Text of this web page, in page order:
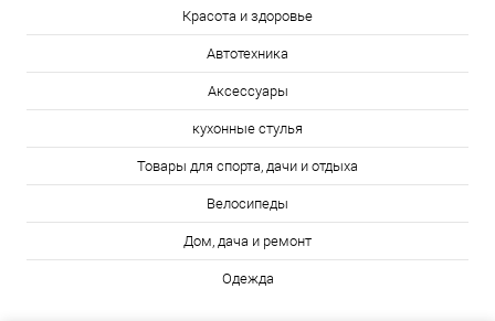
Красота и здоровье
Автотехника
Аксессуары
кухонные стулья
Товары для спорта, дачи и отдыха
Велосипеды
Дом, дача и ремонт
Одежда